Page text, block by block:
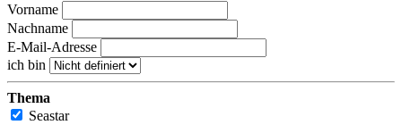
Vorname
Nachname
E-Mail-Adresse
ich bin
Thema
Seastar